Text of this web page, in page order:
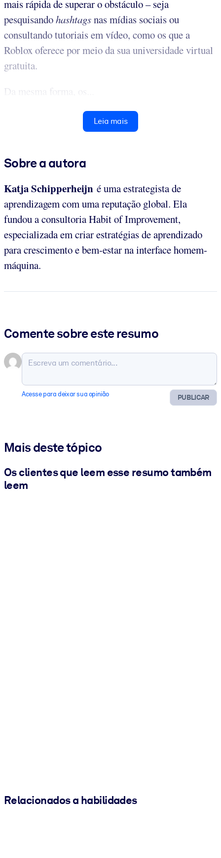
mais rápida de superar o obstáculo – seja
pesquisandohashtagsnas mídias sociais ou
consultando tutoriais em vídeo, como os que a
Roblox oferece por meio da sua universidade virtual
gratuita.
Da mesma forma, os...
Leia mais
Sobre a autora
Katja Schipperheijn é uma estrategista de
aprendizagem com uma reputação global. Ela
fundou a consultoria Habit of Improvement,
especializada em criar estratégias de aprendizado
para crescimento e bem-estar na interface homem-
máquina.
Comente sobre este resumo
PUBLICAR
Acesse para deixar sua opinião
Mais deste tópico
Os clientes que leem esse resumo também
leem
Relacionados a habilidades